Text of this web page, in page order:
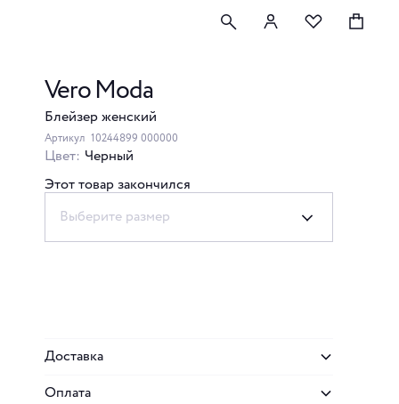
Vero Moda
Блейзер женский
Артикул 10244899 000000
Цвет: Черный
Этот товар закончился
Выберите размер
Доставка
Оплата